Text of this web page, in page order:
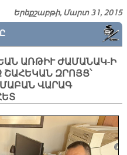
Երեքշաբթի, Մարտ 31, 2015
ԱՌԹԻՒ ԺԱՄԱՆԱԿ-Ի
ԶՐՈՅՑ՝
ՎԱՐԱԳ